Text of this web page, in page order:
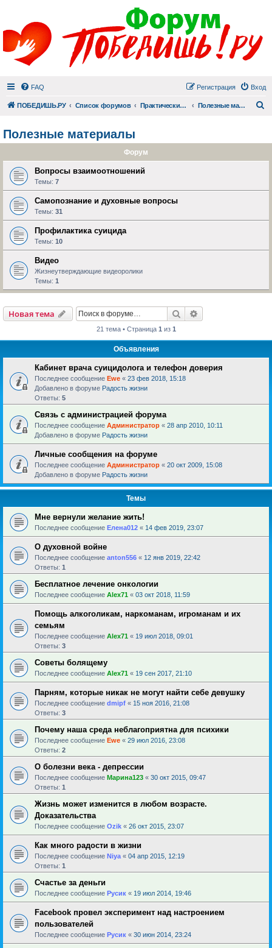
FAQ Вход
Регистрация
ПОБЕДИШЬ.РУ Список форумов Практический раздел Полезные материалы
Полезные материалы
Форум
Вопросы взаимоотношений
Темы: 7
Самопознание и духовные вопросы
Темы: 31
Профилактика суицида
Темы: 10
Видео
Жизнеутверждающие видеоролики
Темы: 1
Новая тема Поиск
21 тема • Страница 1 из 1
Объявления
Кабинет врача суицидолога и телефон доверия
Последнее сообщение Ewe « 23 фев 2018, 15:18
Добавлено в форуме Радость жизни
Ответы: 5
Связь с администрацией форума
Последнее сообщение Администратор « 28 апр 2010, 10:11
Добавлено в форуме Радость жизни
Личные сообщения на форуме
Последнее сообщение Администратор « 20 окт 2009, 15:08
Добавлено в форуме Радость жизни
Темы
Мне вернули желание жить!
Последнее сообщение Елена012 « 14 фев 2019, 23:07
О духовной войне
Последнее сообщение anton556 « 12 янв 2019, 22:42
Ответы: 1
Бесплатное лечение онкологии
Последнее сообщение Alex71 « 03 окт 2018, 11:59
Помощь алкоголикам, наркоманам, игроманам и их
семьям
Последнее сообщение Alex71 « 19 июл 2018, 09:01
Ответы: 3
Советы болящему
Последнее сообщение Alex71 « 19 сен 2017, 21:10
Парням, которые никак не могут найти себе девушку
Последнее сообщение dmipf « 15 ноя 2016, 21:08
Ответы: 3
Почему наша среда неблагоприятна для психики
Последнее сообщение Ewe « 29 июл 2016, 23:08
Ответы: 2
О болезни века - депрессии
Последнее сообщение Марина123 « 30 окт 2015, 09:47
Ответы: 1
Жизнь может изменится в любом возрасте.
Доказательства
Последнее сообщение Ozik « 26 окт 2015, 23:07
Как много радости в жизни
Последнее сообщение Niya « 04 апр 2015, 12:19
Ответы: 1
Счастье за деньги
Последнее сообщение Русик « 19 июл 2014, 19:46
Facebook провел эксперимент над настроением
пользователей
Последнее сообщение Русик « 30 июн 2014, 23:24